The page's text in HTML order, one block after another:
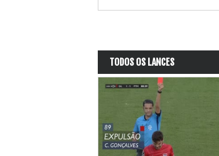
TODOS OS LANCES